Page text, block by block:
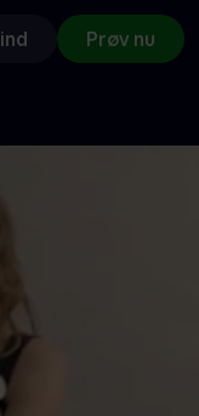
Prøv nu